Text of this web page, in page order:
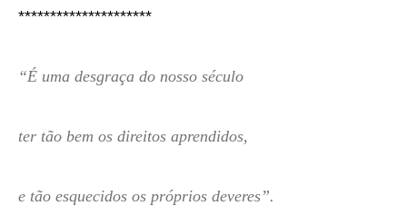
*********************
“É uma desgraça do nosso século
ter tão bem os direitos aprendidos,
e tão esquecidos os próprios deveres”.